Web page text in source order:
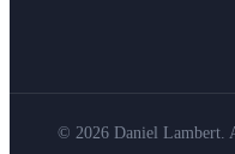
© 2026 Daniel Lambert.